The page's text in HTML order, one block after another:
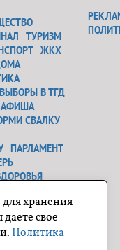
ТУРИЗМ
ЖКХ
ВЫБОРЫ В ТГД
АФИША
СВАЛКУ
ПАРЛАМЕНТ
УБОРКА
хранения
свое
Политика